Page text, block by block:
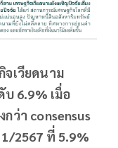
จเวียดนาม
6.9% เมื่อ
ว่า consensus
2567 ที่ 5.9%